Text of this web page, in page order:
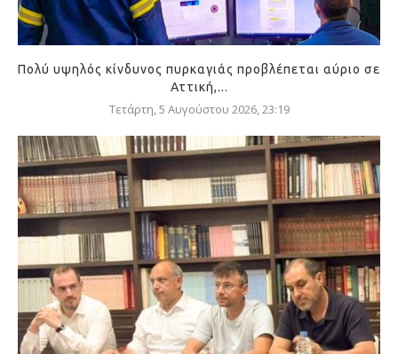
Πολύ υψηλός κίνδυνος πυρκαγιάς προβλέπεται αύριο σε
Αττική,...
Τετάρτη, 5 Αυγούστου 2026, 23:19